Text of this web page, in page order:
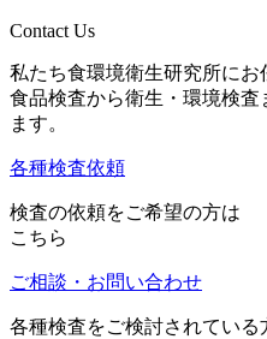
Contact Us
私たち食環境衛生研究所にお
食品検査から衛生・環境検
ます。
各種検査依頼
検査の依頼をご希望の方は
こちら
ご相談・お問い合わせ
各種検査をご検討されている